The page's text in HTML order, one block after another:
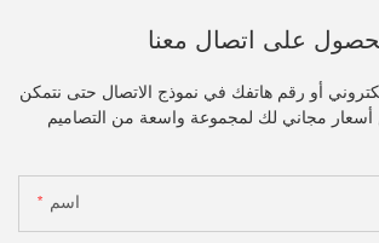
على اتصال معنا
أو رقم هاتفك في نموذج الاتصال حتى نتمكن
مجاني لك لمجموعة واسعة من التصاميم
اسم